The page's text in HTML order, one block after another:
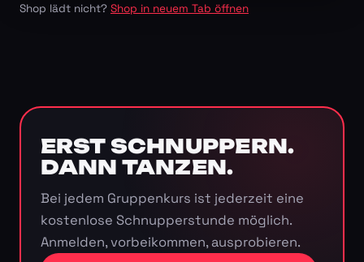
Shop lädt nicht? Shop in neuem Tab öffnen
ERST SCHNUPPERN.
DANN TANZEN.
Bei jedem Gruppenkurs ist jederzeit eine
kostenlose Schnupperstunde möglich.
Anmelden, vorbeikommen, ausprobieren.